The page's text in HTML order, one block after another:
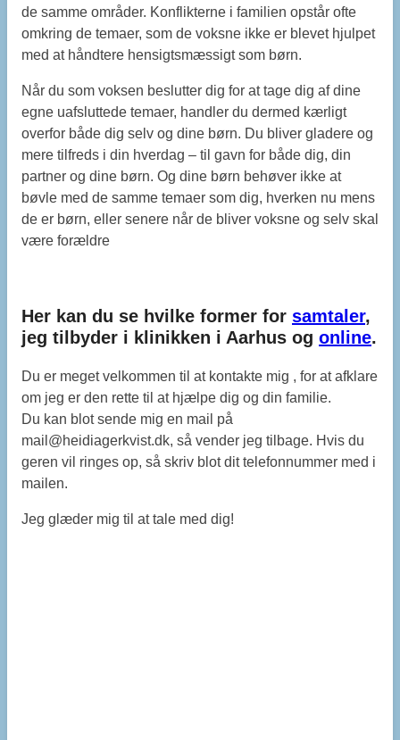
de samme områder. Konflikterne i familien opstår ofte
omkring de temaer, som de voksne ikke er blevet hjulpet
med at håndtere hensigtsmæssigt som børn.
Når du som voksen beslutter dig for at tage dig af dine
egne uafsluttede temaer, handler du dermed kærligt
overfor både dig selv og dine børn. Du bliver gladere og
mere tilfreds i din hverdag – til gavn for både dig, din
partner og dine børn. Og dine børn behøver ikke at
bøvle med de samme temaer som dig, hverken nu mens
de er børn, eller senere når de bliver voksne og selv skal
være forældre
Her kan du se hvilke former for samtaler,
jeg tilbyder i klinikken i Aarhus og online.
Du er meget velkommen til at kontakte mig , for at afklare
om jeg er den rette til at hjælpe dig og din familie.
Du kan blot sende mig en mail på
mail@heidiagerkvist.dk, så vender jeg tilbage. Hvis du
geren vil ringes op, så skriv blot dit telefonnummer med i
mailen.
Jeg glæder mig til at tale med dig!